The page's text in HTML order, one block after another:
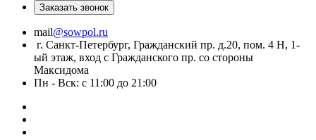
Заказать звонок
mail@sowpol.ru
г. Санкт-Петербург, Гражданский пр. д.20, пом. 4 Н, 1-
ый этаж, вход с Гражданского пр. со стороны
Максидома
Пн - Вск: с 11:00 до 21:00